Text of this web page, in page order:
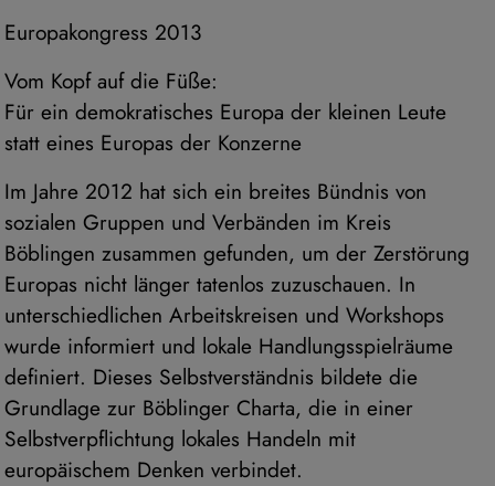
Europakongress 2013
Vom Kopf auf die Füße:
Für ein demokratisches Europa der kleinen Leute
statt eines Europas der Konzerne
Im Jahre 2012 hat sich ein breites Bündnis von
sozialen Gruppen und Verbänden im Kreis
Böblingen zusammen gefunden, um der Zerstörung
Europas nicht länger tatenlos zuzuschauen. In
unterschiedlichen Arbeitskreisen und Workshops
wurde informiert und lokale Handlungsspielräume
definiert. Dieses Selbstverständnis bildete die
Grundlage zur Böblinger Charta, die in einer
Selbstverpflichtung lokales Handeln mit
europäischem Denken verbindet.